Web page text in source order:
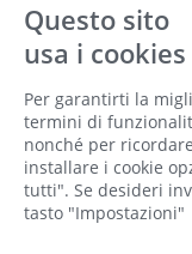
−
Questo sito
usa i cookies
Per garantirti la
termini di
nonché per
installare i cookie
tutti". Se desideri
tasto "Impostazioni"